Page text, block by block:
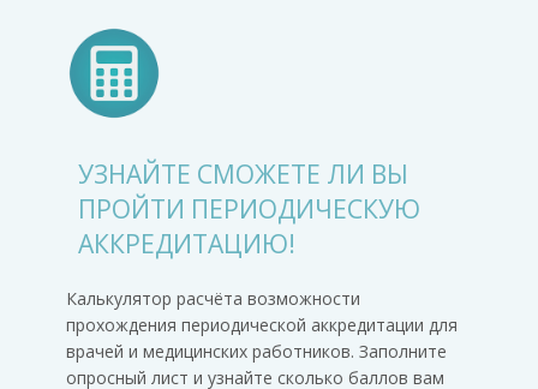
УЗНАЙТЕ СМОЖЕТЕ ЛИ ВЫ
ПРОЙТИ ПЕРИОДИЧЕСКУЮ
АККРЕДИТАЦИЮ!
Калькулятор расчёта возможности
прохождения периодической аккредитации для
врачей и медицинских работников. Заполните
опросный лист и узнайте сколько баллов вам